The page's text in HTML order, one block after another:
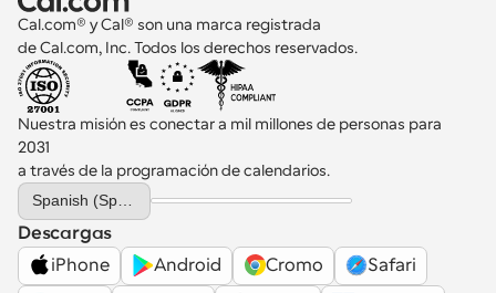
Cal.com® y Cal® son una marca registrada
de Cal.com, Inc. Todos los derechos reservados.
Nuestra misión es conectar a mil millones de personas para
2031
a través de la programación de calendarios.
Select Language
Spanish (Spain)
Descargas
iPhone
Android Cromo
Safari